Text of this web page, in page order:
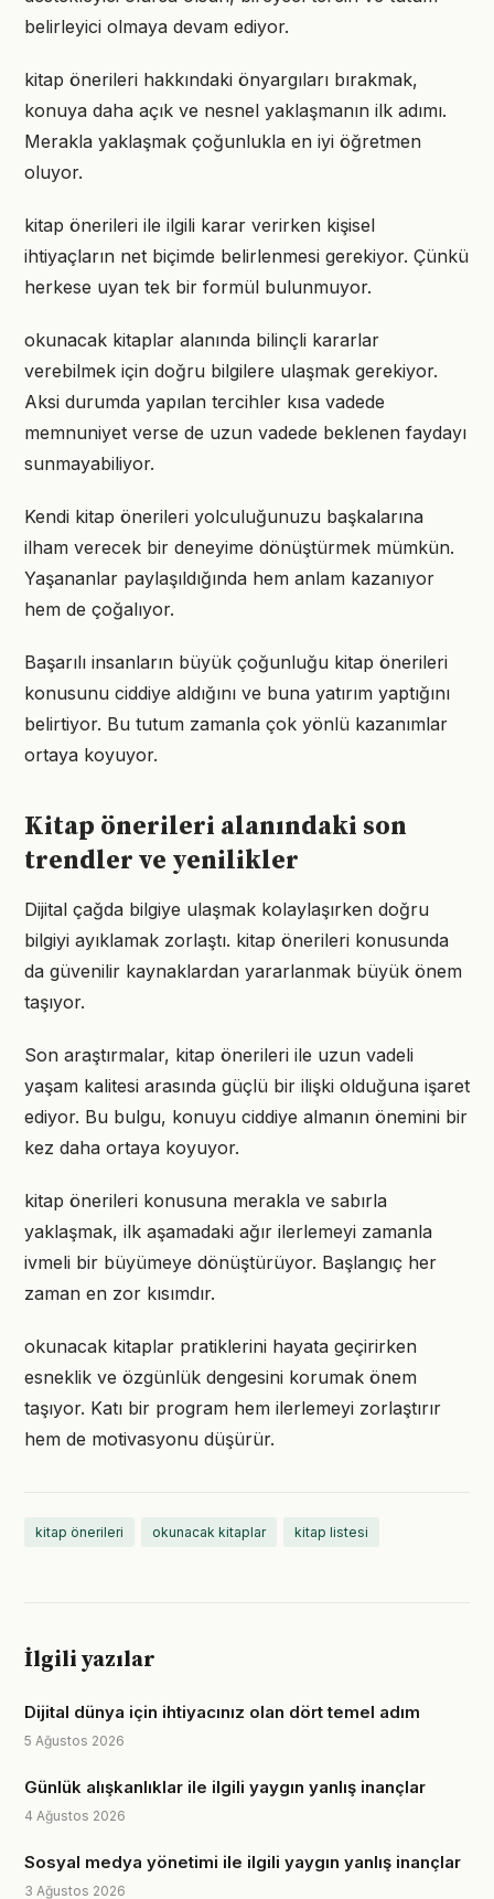
belirleyici olmaya devam ediyor.
kitap önerileri hakkındaki önyargıları bırakmak,
konuya daha açık ve nesnel yaklaşmanın ilk adımı.
Merakla yaklaşmak çoğunlukla en iyi öğretmen
oluyor.
kitap önerileri ile ilgili karar verirken kişisel
ihtiyaçların net biçimde belirlenmesi gerekiyor. Çünkü
herkese uyan tek bir formül bulunmuyor.
okunacak kitaplar alanında bilinçli kararlar
verebilmek için doğru bilgilere ulaşmak gerekiyor.
Aksi durumda yapılan tercihler kısa vadede
memnuniyet verse de uzun vadede beklenen faydayı
sunmayabiliyor.
Kendi kitap önerileri yolculuğunuzu başkalarına
ilham verecek bir deneyime dönüştürmek mümkün.
Yaşananlar paylaşıldığında hem anlam kazanıyor
hem de çoğalıyor.
Başarılı insanların büyük çoğunluğu kitap önerileri
konusunu ciddiye aldığını ve buna yatırım yaptığını
belirtiyor. Bu tutum zamanla çok yönlü kazanımlar
ortaya koyuyor.
Kitap önerileri alanındaki son
trendler ve yenilikler
Dijital çağda bilgiye ulaşmak kolaylaşırken doğru
bilgiyi ayıklamak zorlaştı. kitap önerileri konusunda
da güvenilir kaynaklardan yararlanmak büyük önem
taşıyor.
Son araştırmalar, kitap önerileri ile uzun vadeli
yaşam kalitesi arasında güçlü bir ilişki olduğuna işaret
ediyor. Bu bulgu, konuyu ciddiye almanın önemini bir
kez daha ortaya koyuyor.
kitap önerileri konusuna merakla ve sabırla
yaklaşmak, ilk aşamadaki ağır ilerlemeyi zamanla
ivmeli bir büyümeye dönüştürüyor. Başlangıç her
zaman en zor kısımdır.
okunacak kitaplar pratiklerini hayata geçirirken
esneklik ve özgünlük dengesini korumak önem
taşıyor. Katı bir program hem ilerlemeyi zorlaştırır
hem de motivasyonu düşürür.
kitap önerileri okunacak kitaplar kitap listesi
İlgili yazılar
Dijital dünya için ihtiyacınız olan dört temel adım
5 Ağustos 2026
Günlük alışkanlıklar ile ilgili yaygın yanlış inançlar
4 Ağustos 2026
Sosyal medya yönetimi ile ilgili yaygın yanlış inançlar
3 Ağustos 2026